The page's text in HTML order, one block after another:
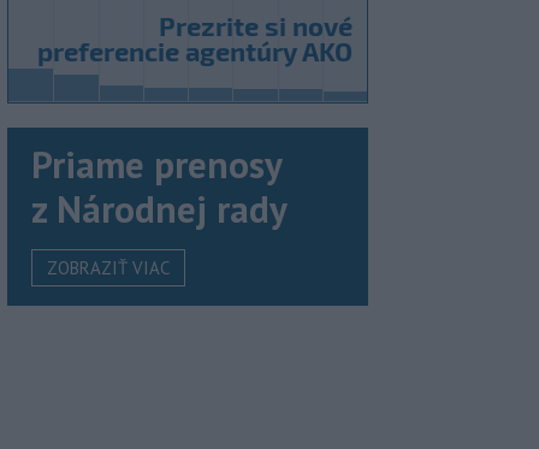
Priame prenosy
z Národnej rady
ZOBRAZIŤ VIAC